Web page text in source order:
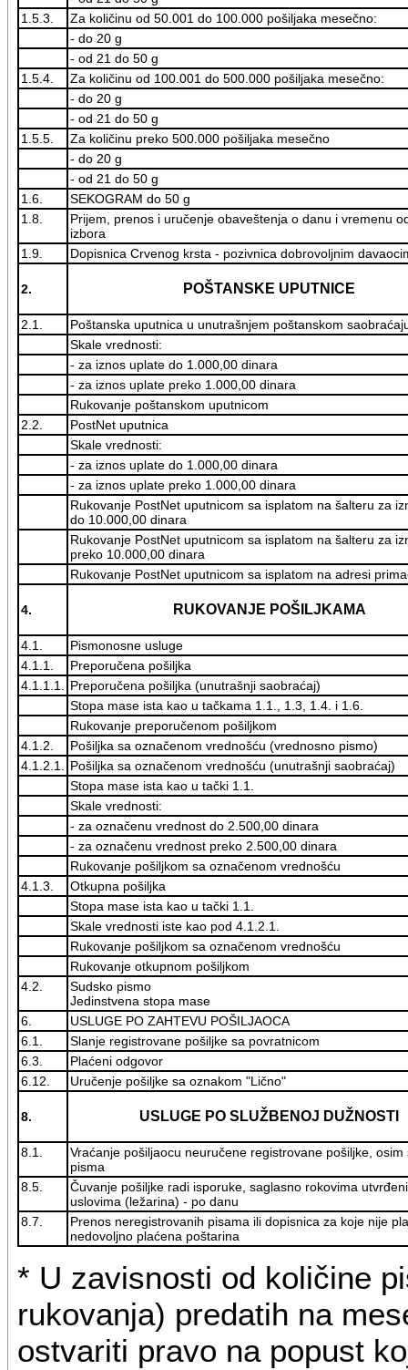
1.5.3.
Za količinu od 50.001 do 100.000 pošiljaka mesečno:
- do 20 g
- od 21 do 50 g
1.5.4.
Za količinu od 100.001 do 500.000 pošiljaka mesečno:
- do 20 g
- od 21 do 50 g
1.5.5.
Za količinu preko 500.000 pošiljaka mesečno
- do 20 g
- od 21 do 50 g
1.6.
SEKOGRAM do 50 g
1.8.
Prijem, prenos i uručenje obaveštenja o danu i vremenu
izbora
1.9.
Dopisnica Crvenog krsta - pozivnica dobrovoljnim
2. POŠTANSKE UPUTNICE
2.1.
Poštanska uputnica u unutrašnjem poštanskom
Skale vrednosti:
- za iznos uplate do 1.000,00 dinara
- za iznos uplate preko 1.000,00 dinara
Rukovanje poštanskom uputnicom
2.2.
PostNet uputnica
Skale vrednosti:
- za iznos uplate do 1.000,00 dinara
- za iznos uplate preko 1.000,00 dinara
Rukovanje PostNet uputnicom sa isplatom na šalteru za
do 10.000,00 dinara
Rukovanje PostNet uputnicom sa isplatom na šalteru za
preko 10.000,00 dinara
Rukovanje PostNet uputnicom sa isplatom na adresi
4. RUKOVANJE POŠILJKAMA
4.1.
Pismonosne usluge
4.1.1.
Preporučena pošiljka
4.1.1.1.
Preporučena pošiljka (unutrašnji saobraćaj)
Stopa mase ista kao u tačkama 1.1., 1.3, 1.4. i 1.6.
Rukovanje preporučenom pošiljkom
4.1.2.
Pošiljka sa označenom vrednošću (vrednosno pismo)
4.1.2.1.
Pošiljka sa označenom vrednošću (unutrašnji saobraćaj)
Stopa mase ista kao u tački 1.1.
Skale vrednosti:
- za označenu vrednost do 2.500,00 dinara
- za označenu vrednost preko 2.500,00 dinara
Rukovanje pošiljkom sa označenom vrednošću
4.1.3.
Otkupna pošiljka
Stopa mase ista kao u tački 1.1.
Skale vrednosti iste kao pod 4.1.2.1.
Rukovanje pošiljkom sa označenom vrednošću
Rukovanje otkupnom pošiljkom
4.2.
Sudsko pismo
Jedinstvena stopa mase
6.
USLUGE PO ZAHTEVU POŠILJAOCA
6.1.
Slanje registrovane pošiljke sa povratnicom
6.3.
Plaćeni odgovor
6.12.
Uručenje pošiljke sa oznakom "Lično"
8. USLUGE PO SLUŽBENOJ DUŽNOSTI
8.1.
Vraćanje pošiljaocu neuručene registrovane pošiljke, osim
pisma
8.5.
Čuvanje pošiljke radi isporuke, saglasno rokovima
uslovima (ležarina) - po danu
8.7.
Prenos neregistrovanih pisama ili dopisnica za koje nije
nedovoljno plaćena poštarina
* U zavisnosti od količine
rukovanja) predatih na
ostvariti pravo na popust